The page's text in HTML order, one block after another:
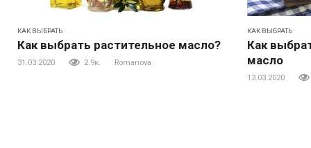
КАК ВЫБРАТЬ
Как выбрать растительное масло?
31.03.2020 2.9к. Romanova
КАК ВЫБРАТЬ
Как
масло
13.03.2020